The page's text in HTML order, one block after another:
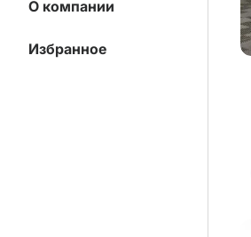
О компании
Избранное